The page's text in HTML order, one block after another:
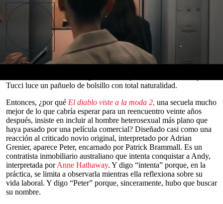
seconds
l hombre heterosexual encaja en el
diablo viste a la moda
tanto como una
hamburguesa de tofu en un asado. Aquí no hay
espacio para tipos con cinismo, aburrimiento y
vestuario neutro. Lo que importa son los cortes
bob impecables y la alta costura. Queremos a
Law Roach intentando actuar. ¡Queremos Balenciaga! La secuela
incluso presenta a
Tucci luce un pañuelo de bolsillo con total naturalidad.
Entonces, ¿por qué El diablo viste a la moda 2, una secuela mucho
mejor de lo que cabría esperar para un reencuentro veinte años
después, insiste en incluir al hombre heterosexual más plano que
haya pasado por una película comercial? Diseñado casi como una
reacción al criticado novio original, interpretado por Adrian
Grenier, aparece Peter, encarnado por Patrick Brammall. Es un
contratista inmobiliario australiano que intenta conquistar a Andy,
interpretada porAnne Hathaway. Y digo “intenta” porque, en la
práctica, se limita a observarla mientras ella reflexiona sobre su
vida laboral. Y digo “Peter” porque, sinceramente, hubo que buscar
su nombre.